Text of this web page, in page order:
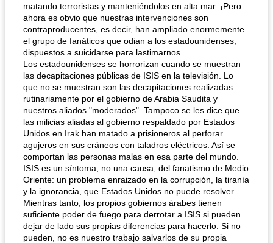
matando terroristas y manteniéndolos en alta mar. ¡Pero
ahora es obvio que nuestras intervenciones son
contraproducentes, es decir, han ampliado enormemente
el grupo de fanáticos que odian a los estadounidenses,
dispuestos a suicidarse para lastimarnos
Los estadounidenses se horrorizan cuando se muestran
las decapitaciones públicas de ISIS en la televisión. Lo
que no se muestran son las decapitaciones realizadas
rutinariamente por el gobierno de Arabia Saudita y
nuestros aliados "moderados". Tampoco se les dice que
las milicias aliadas al gobierno respaldado por Estados
Unidos en Irak han matado a prisioneros al perforar
agujeros en sus cráneos con taladros eléctricos. Así se
comportan las personas malas en esa parte del mundo.
ISIS es un síntoma, no una causa, del fanatismo de Medio
Oriente: un problema enraizado en la corrupción, la tiranía
y la ignorancia, que Estados Unidos no puede resolver.
Mientras tanto, los propios gobiernos árabes tienen
suficiente poder de fuego para derrotar a ISIS si pueden
dejar de lado sus propias diferencias para hacerlo. Si no
pueden, no es nuestro trabajo salvarlos de su propia